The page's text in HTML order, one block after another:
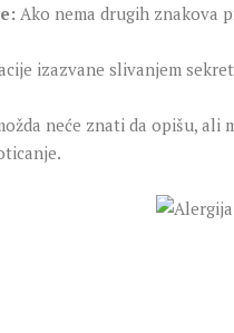
Ako nema drugih znakova
izazvane slivanjem
neće znati da opišu,